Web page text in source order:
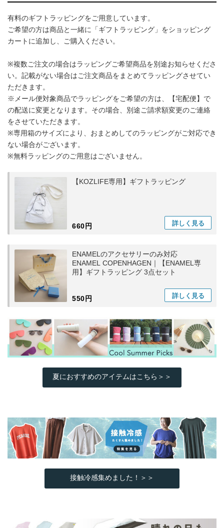
有料のギフトラッピングをご用意しています。
ご希望の方は商品と一緒に「ギフトラッピング」をショッピング
カートに追加し、ご購入ください。
※複数ご注文の場合はラッピングご希望商品を別途お知らせくださ
い。記載がない場合はご注文商品をまとめてラッピングさせてい
ただきます。
※メール便対象商品でラッピングをご希望の方は、【宅配便】で
の配送に変更となります。その場合、別途ご請求額変更のご連絡
をさせていただきます。
※専用箱のサイズにより、おまとめしてのラッピングがご対応でき
ない場合がございます。
※無料ラッピングのご用意はございません。
【KOZLIFE専用】ギフトラッピング
660円 詳しく 見る
ENAMELのアクセサリーのみ対応
ENAMEL COPENHAGEN｜【ENAMEL専
用】ギフトラッピング 3点セット
550円 詳しく 見る
夏におすすめのアイテムはこちら＞＞
接触冷感集めました！＞＞